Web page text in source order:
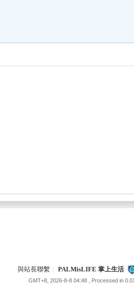
與站長聯繫 | PALMisLIFE 掌上生活
GMT+8, 2026-8-8 04:48 , Processed in